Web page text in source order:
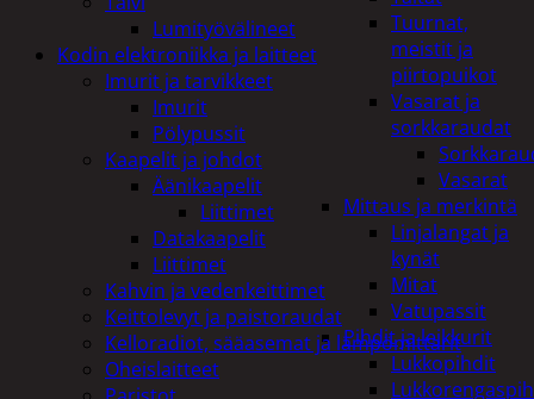
Tuurnat,
meistit ja
piirtopuikot
Vasarat ja
sorkkaraudat
Vasarat
Mittaus ja merkintä
Linjalangat ja
kynät
Mitat
Vatupassit
Pihdit ja leikkurit
Lukkopihdit
Lumityövälineet
Kodin elektroniikka ja laitteet
Imurit ja tarvikkeet
Imurit
Pölypussit
Kaapelit ja johdot
Äänikaapelit
Liittimet
Datakaapelit
Liittimet
Kahvin ja vedenkeittimet
Keittolevyt ja paistoraudat
Kelloradiot, sääasemat ja lämpömittarit
Oheislaitteet